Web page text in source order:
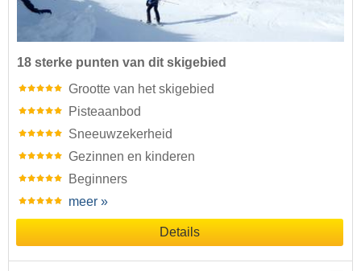
18 sterke punten van dit skigebied
Grootte van het skigebied
Pisteaanbod
Sneeuwzekerheid
Gezinnen en kinderen
Beginners
meer »
Details